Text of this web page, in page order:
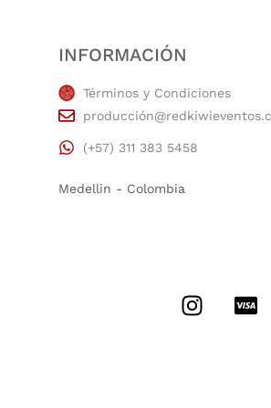
INFORMACIÓN
Términos y Condiciones
(+57) 311 383 5458
Medellin - Colombia